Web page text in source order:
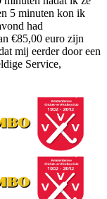
5 minuten kon ik
had
€85,00 euro zijn
mij eerder door een
Service,